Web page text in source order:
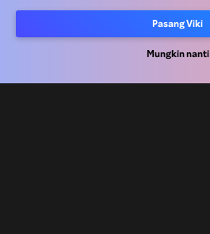
Pasang Viki
Mungkin nanti
Pusat Akhbar
Terma Penggunaan